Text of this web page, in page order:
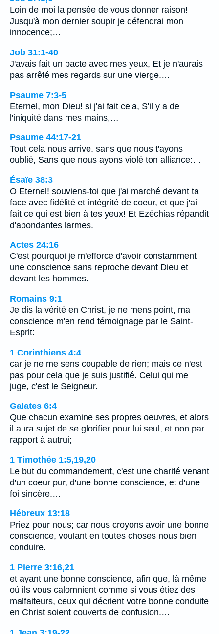
Loin de moi la pensée de vous donner raison!
Jusqu'à mon dernier soupir je défendrai mon
innocence;…
Job 31:1-40
J'avais fait un pacte avec mes yeux, Et je n'aurais
pas arrêté mes regards sur une vierge.…
Psaume 7:3-5
Eternel, mon Dieu! si j'ai fait cela, S'il y a de
l'iniquité dans mes mains,…
Psaume 44:17-21
Tout cela nous arrive, sans que nous t'ayons
oublié, Sans que nous ayons violé ton alliance:…
Ésaïe 38:3
O Eternel! souviens-toi que j'ai marché devant ta
face avec fidélité et intégrité de coeur, et que j'ai
fait ce qui est bien à tes yeux! Et Ezéchias répandit
d'abondantes larmes.
Actes 24:16
C'est pourquoi je m'efforce d'avoir constamment
une conscience sans reproche devant Dieu et
devant les hommes.
Romains 9:1
Je dis la vérité en Christ, je ne mens point, ma
conscience m'en rend témoignage par le Saint-
Esprit:
1 Corinthiens 4:4
car je ne me sens coupable de rien; mais ce n'est
pas pour cela que je suis justifié. Celui qui me
juge, c'est le Seigneur.
Galates 6:4
Que chacun examine ses propres oeuvres, et alors
il aura sujet de se glorifier pour lui seul, et non par
rapport à autrui;
1 Timothée 1:5,19,20
Le but du commandement, c'est une charité venant
d'un coeur pur, d'une bonne conscience, et d'une
foi sincère.…
Hébreux 13:18
Priez pour nous; car nous croyons avoir une bonne
conscience, voulant en toutes choses nous bien
conduire.
1 Pierre 3:16,21
et ayant une bonne conscience, afin que, là même
où ils vous calomnient comme si vous étiez des
malfaiteurs, ceux qui décrient votre bonne conduite
en Christ soient couverts de confusion.…